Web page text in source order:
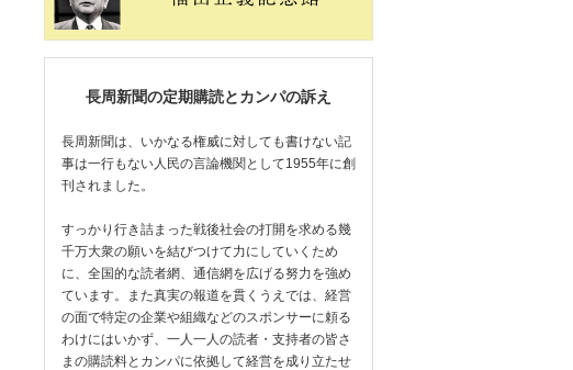
長周新聞の定期購読とカンパの訴え
長周新聞は、いかなる権威に対しても書けない記
事は一行もない人民の言論機関として1955年に創
刊されました。
すっかり行き詰まった戦後社会の打開を求める幾
千万大衆の願いを結びつけて力にしていくため
に、全国的な読者網、通信網を広げる努力を強め
ています。また真実の報道を貫くうえでは、経営
の面で特定の企業や組織などのスポンサーに頼る
わけにはいかず、一人一人の読者・支持者の皆さ
まの購読料とカンパに依拠して経営を成り立たせ